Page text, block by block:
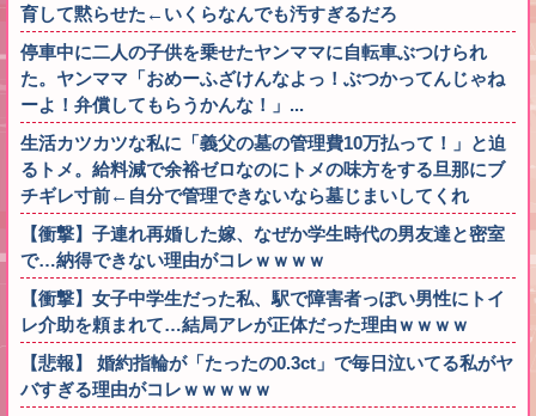
育して黙らせた←いくらなんでも汚すぎるだろ
停車中に二人の子供を乗せたヤンママに自転車ぶつけられ
た。ヤンママ「おめーふざけんなよっ！ぶつかってんじゃね
ーよ！弁償してもらうかんな！」...
生活カツカツな私に「義父の墓の管理費10万払って！」と迫
るトメ。給料減で余裕ゼロなのにトメの味方をする旦那にブ
チギレ寸前←自分で管理できないなら墓じまいしてくれ
【衝撃】子連れ再婚した嫁、なぜか学生時代の男友達と密室
で…納得できない理由がコレｗｗｗｗ
【衝撃】女子中学生だった私、駅で障害者っぽい男性にトイ
レ介助を頼まれて…結局アレが正体だった理由ｗｗｗｗ
【悲報】 婚約指輪が「たったの0.3ct」で毎日泣いてる私がヤ
バすぎる理由がコレｗｗｗｗｗ